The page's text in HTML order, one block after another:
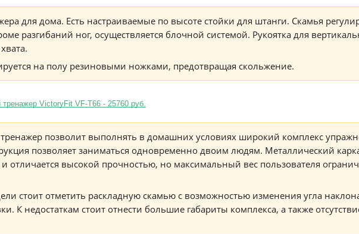
для дома. Есть настраиваемые по высоте стойки для штанги. Скамья
разгибаний ног, осуществляется блочной системой. Рукоятка для
на полу резиновыми ножками, предотвращая скольжение.
VictoryFit VF-T66 - 25760 руб.
позволит выполнять в домашних условиях широкий комплекс
позволяет заниматься одновременно двоим людям. Металлический
отличается высокой прочностью, но максимальный вес пользователя
стоит отметить раскладную скамью с возможностью изменения угла
К недостаткам стоит отнести большие габариты комплекса, а также